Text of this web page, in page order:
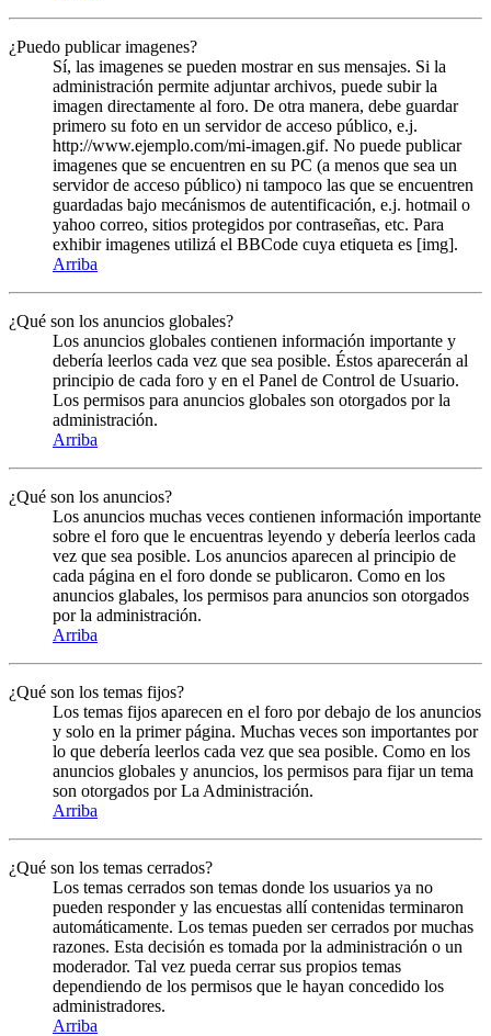
¿Puedo publicar imagenes?
Sí, las imagenes se pueden mostrar en sus mensajes. Si la
administración permite adjuntar archivos, puede subir la
imagen directamente al foro. De otra manera, debe guardar
primero su foto en un servidor de acceso público, e.j.
http://www.ejemplo.com/mi-imagen.gif. No puede publicar
imagenes que se encuentren en su PC (a menos que sea un
servidor de acceso público) ni tampoco las que se encuentren
guardadas bajo mecánismos de autentificación, e.j. hotmail o
yahoo correo, sitios protegidos por contraseñas, etc. Para
exhibir imagenes utilizá el BBCode cuya etiqueta es [img].
Arriba
¿Qué son los anuncios globales?
Los anuncios globales contienen información importante y
debería leerlos cada vez que sea posible. Éstos aparecerán al
principio de cada foro y en el Panel de Control de Usuario.
Los permisos para anuncios globales son otorgados por la
administración.
Arriba
¿Qué son los anuncios?
Los anuncios muchas veces contienen información importante
sobre el foro que le encuentras leyendo y debería leerlos cada
vez que sea posible. Los anuncios aparecen al principio de
cada página en el foro donde se publicaron. Como en los
anuncios glabales, los permisos para anuncios son otorgados
por la administración.
Arriba
¿Qué son los temas fijos?
Los temas fijos aparecen en el foro por debajo de los anuncios
y solo en la primer página. Muchas veces son importantes por
lo que debería leerlos cada vez que sea posible. Como en los
anuncios globales y anuncios, los permisos para fijar un tema
son otorgados por La Administración.
Arriba
¿Qué son los temas cerrados?
Los temas cerrados son temas donde los usuarios ya no
pueden responder y las encuestas allí contenidas terminaron
automáticamente. Los temas pueden ser cerrados por muchas
razones. Esta decisión es tomada por la administración o un
moderador. Tal vez pueda cerrar sus propios temas
dependiendo de los permisos que le hayan concedido los
administradores.
Arriba